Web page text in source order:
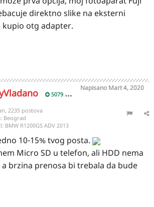
direktno slike na eksterni
kupio otg adapter.
5079
Napisano Mart 4, 2020
2235 postova
Beograd
BMW R1200GS ADV 2013
10-15% tvog posta.
Micro SD u telefon, ali HDD nema
brzina prenosa bi trebala da bude